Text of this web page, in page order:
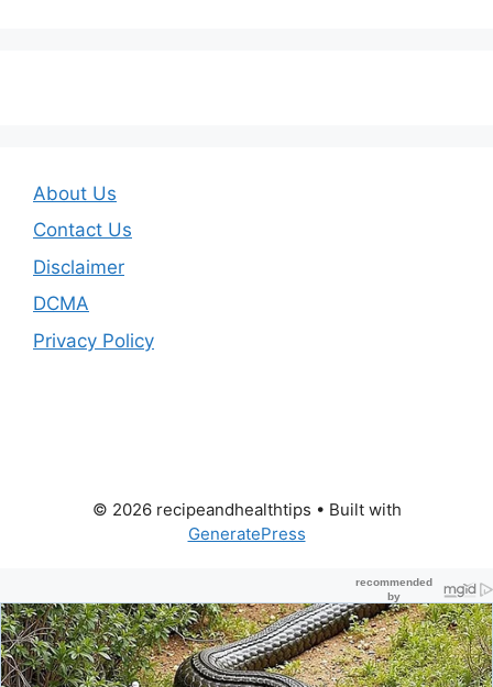
About Us
Contact Us
Disclaimer
DCMA
Privacy Policy
© 2026 recipeandhealthtips • Built with
GeneratePress